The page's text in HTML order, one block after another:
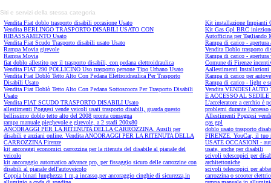
Siti e servizi della stessa categoria
Vendita Fiat doblo trasporto disabili occasione Usato
Vendita BERLINGO TRASPORTO DISABILI USATO CON
RIBASSAMENTO Usato
Vendita Fiat Scudo Trasporto disabili usato Usato
Rampa Movia girevole
Rampa Movia
fiat doblo allestito per il trasporto disabili, con pedana elettroidraulica
Vendita FIAT 290 POLLICINO Uso trasporto persone Tipo Urbano Usato
Vendita Fiat Doblò Tetto Alto Con Pedana Elettroidraulica Per Trasporto
Disabili Usato
Vendita Fiat Doblò Tetto Alto Con Pedana Sottoscocca Per Trasporto Disabili
Usato
Vendita FIAT SCUDO TRASPORTO DISABILI Usato
allestimenti Poggesi vende veicoli usati trasporto disabili, guarda questo
bellissimo doblo tetto alto del 2008 pronta consegna
rampa manuale pieghevole e girevole, a 2 stadi 200x80
ANCORAGGI PER LA RITENUTA DELLA CARROZZINA. Ausili per
disabili e anziani online. Vendita ANCORAGGI PER LA RITENUTA DELLA
CARROZZINA Firenze
kit ancoraggi economici carrozzina per la ritenuta del disabile al pianale del
veicolo
kit ancoraggio automatico advance pro, per fissaggio sicuro delle carrozzine con
disabili al pianale dell'autoveicolo
Coppia binari lunghezza 1 m,a incasso,per ancoraggio cinghie di sicurezza,in
Kit installazione Impianti
Kit Gas Gpl BRC
Autofficina per Tagliando
Rampa di carico - apertura
Vendita Doblo trasporto
Rampa di carico - apertura
Comune di Firenze
Aallestimenti
Rampa di carico per
Rampa di carico - light e
Vendita VENDESI AUTO
E ACCESSO AL SEDILE
L'acceleratore a cerchio è
problemi durante
Allestimenti Poggesi
gas gpl
doblo usato trasporto
FIRENZE. YouCar, il tuo
USATE OCCASIONI -
usate, anche per disabili
scivoli telescopici per
architettoniche
scivoli telescopici per
carrozzina o scooter